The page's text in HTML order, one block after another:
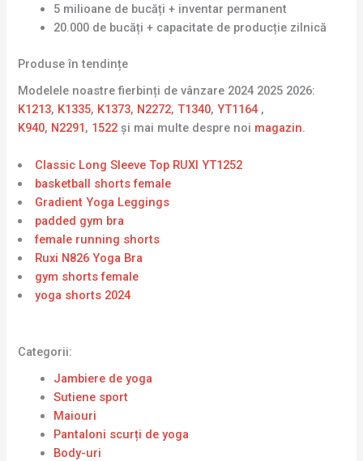
5 milioane de bucăți + inventar permanent
20.000 de bucăți + capacitate de producție zilnică
Produse în tendințe
Modelele noastre fierbinți de vânzare 2024 2025 2026:
K1213, K1335, K1373, N2272,T1340,YT1164 ,
K940, N2291, 1522și mai multe despre noi magazin.
Classic Long Sleeve Top RUXI YT1252
basketball shorts female
Gradient Yoga Leggings
padded gym bra
female running shorts
Ruxi N826 Yoga Bra
gym shorts female
yoga shorts 2024
Categorii:
Jambiere de yoga
Sutiene sport
Maiouri
Pantaloni scurți de yoga
Body-uri